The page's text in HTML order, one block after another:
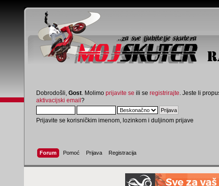
Dobrodošli, Gost . Molimo prijavite se ili se registrirajte . Jeste li
aktivacijski email?
Prijavite se korisničkim imenom, lozinkom i duljinom prijave
Forum Pomoć Prijava Registracija